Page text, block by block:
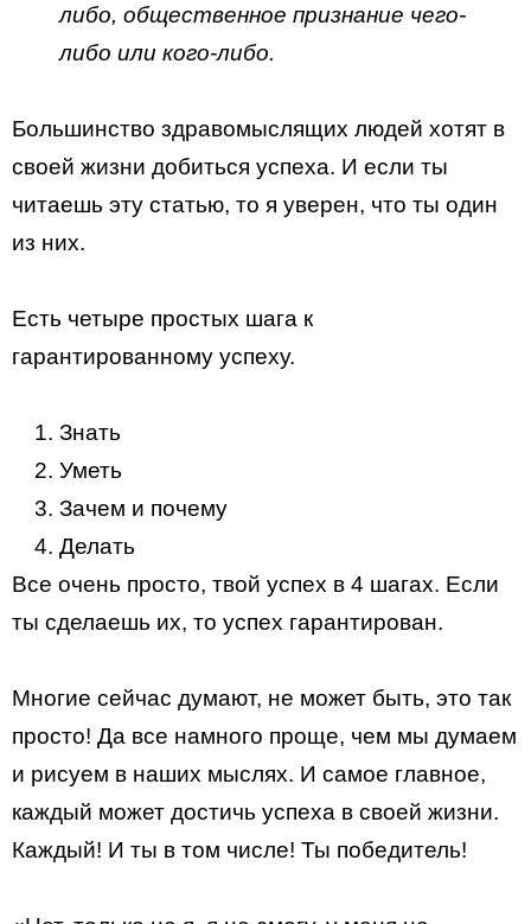
либо, общественное признание чего-
либо или кого-либо.
Большинство здравомыслящих людей хотят в
своей жизни добиться успеха. И если ты
читаешь эту статью, то я уверен, что ты один
из них.
Есть четыре простых шага к
гарантированному успеху.
Знать
Уметь
Зачем и почему
Делать
Все очень просто, твой успех в 4 шагах. Если
ты сделаешь их, то успех гарантирован.
Многие сейчас думают, не может быть, это так
просто! Да все намного проще, чем мы думаем
и рисуем в наших мыслях. И самое главное,
каждый может достичь успеха в своей жизни.
Каждый! И ты в том числе! Ты победитель!